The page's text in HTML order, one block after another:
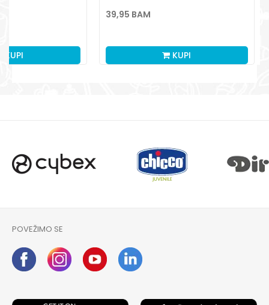
KUPI
39,95 BAM
KUPI
POVEŽIMO SE